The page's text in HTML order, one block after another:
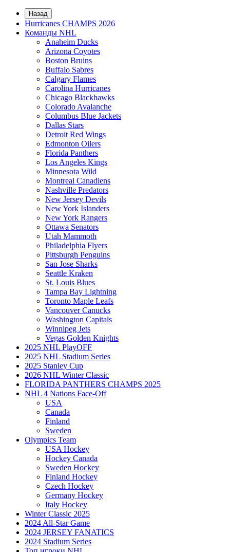
Назад
Hurricanes CHAMPS 2026
Команды NHL
Anaheim Ducks
Arizona Coyotes
Boston Bruins
Buffalo Sabres
Calgary Flames
Carolina Hurricanes
Chicago Blackhawks
Colorado Avalanche
Columbus Blue Jackets
Dallas Stars
Detroit Red Wings
Edmonton Oilers
Florida Panthers
Los Angeles Kings
Minnesota Wild
Montreal Canadiens
Nashville Predators
New Jersey Devils
New York Islanders
New York Rangers
Ottawa Senators
Utah Mammoth
Philadelphia Flyers
Pittsburgh Penguins
San Jose Sharks
Seattle Kraken
St. Louis Blues
Tampa Bay Lightning
Toronto Maple Leafs
Vancouver Canucks
Washington Capitals
Winnipeg Jets
Vegas Golden Knights
2025 NHL PlayOFF
2025 NHL Stadium Series
2025 Stanley Cup
2026 NHL Winter Classic
FLORIDA PANTHERS CHAMPS 2025
NHL 4 Nations Face-Off
USA
Canada
Finland
Sweden
Olympics Team
USA Hockey
Hockey Canada
Sweden Hockey
Finland Hockey
Czech Hockey
Germany Hockey
Italy Hockey
Winter Classic 2025
2024 All-Star Game
2024 JERSEY FANATICS
2024 Stadium Series